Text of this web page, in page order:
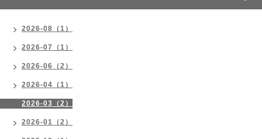
2026-08（1）
2026-07（1）
2026-06（2）
2026-04（1）
2026-03（2）
2026-01（2）